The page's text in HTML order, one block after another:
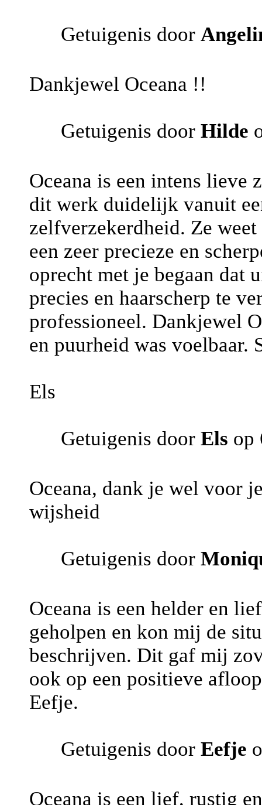
Getuigenis door
Dankjewel Oceana !!
Getuigenis door Hilde
Oceana is een intens lieve
dit werk duidelijk vanuit
zelfverzekerdheid. Ze
een zeer precieze en
oprecht met je begaan dat
precies en haarscherp te
professioneel. Dankjewel
en puurheid was voelbaar.
Els
Getuigenis door Els op
Oceana, dank je wel voor
wijsheid
Getuigenis door
Oceana is een helder en
geholpen en kon mij de
beschrijven. Dit gaf mij
ook op een positieve
Eefje.
Getuigenis door Eefje
Oceana is een lief, rustig